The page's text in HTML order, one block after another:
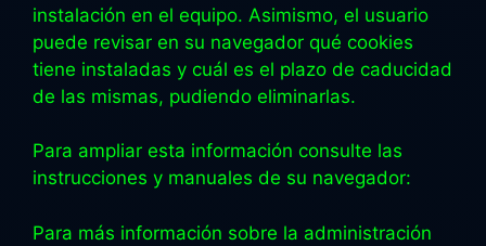
instalación en el equipo. Asimismo, el usuario
puede revisar en su navegador qué cookies
tiene instaladas y cuál es el plazo de caducidad
de las mismas, pudiendo eliminarlas.
Para ampliar esta información consulte las
instrucciones y manuales de su navegador:
Para más información sobre la administración